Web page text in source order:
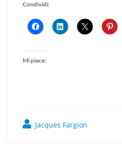
Condividi:
Mi piace:
Jacques Fargion